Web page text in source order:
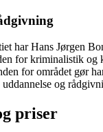
har Hans Jørgen
for kriminalistik og
for området gør
og
priser